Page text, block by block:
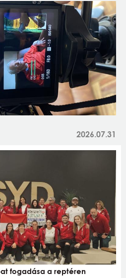
2026.07.31
fogadása a reptéren